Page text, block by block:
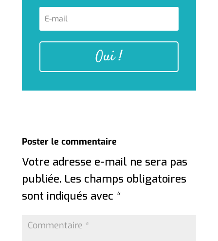
Oui !
Poster le commentaire
Votre adresse e-mail ne sera pas
publiée. Les champs obligatoires
sont indiqués avec *